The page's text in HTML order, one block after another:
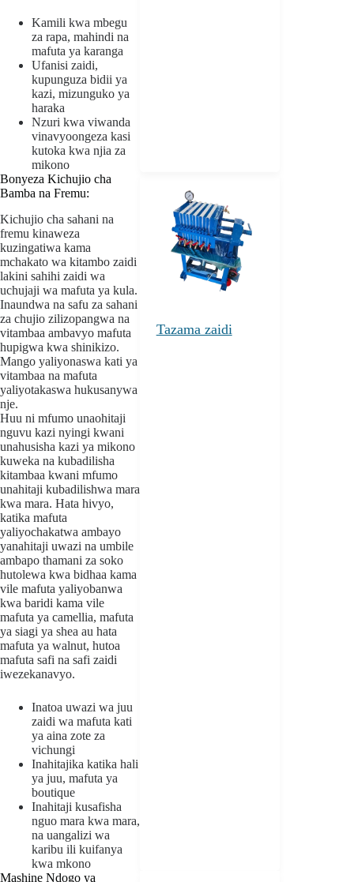
Kamili kwa mbegu
za rapa, mahindi na
mafuta ya karanga
Ufanisi zaidi,
kupunguza bidii ya
kazi, mizunguko ya
haraka
Nzuri kwa viwanda
vinavyoongeza kasi
kutoka kwa njia za
mikono
Bonyeza Kichujio cha
Bamba na Fremu:
Kichujio cha sahani na
fremu kinaweza
kuzingatiwa kama
mchakato wa kitambo zaidi
lakini sahihi zaidi wa
uchujaji wa mafuta ya kula.
Inaundwa na safu za sahani
za chujio zilizopangwa na
vitambaa ambavyo mafuta
hupigwa kwa shinikizo.
Mango yaliyonaswa kati ya
vitambaa na mafuta
yaliyotakaswa hukusanywa
nje.
Huu ni mfumo unaohitaji
nguvu kazi nyingi kwani
unahusisha kazi ya mikono
kuweka na kubadilisha
kitambaa kwani mfumo
unahitaji kubadilishwa mara
kwa mara. Hata hivyo,
katika mafuta
yaliyochakatwa ambayo
yanahitaji uwazi na umbile
ambapo thamani za soko
hutolewa kwa bidhaa kama
vile mafuta yaliyobanwa
kwa baridi kama vile
mafuta ya camellia, mafuta
ya siagi ya shea au hata
mafuta ya walnut, hutoa
mafuta safi na safi zaidi
iwezekanavyo.
Inatoa uwazi wa juu
zaidi wa mafuta kati
ya aina zote za
vichungi
Inahitajika katika hali
ya juu, mafuta ya
boutique
Inahitaji kusafisha
nguo mara kwa mara,
na uangalizi wa
karibu ili kuifanya
kwa mkono
Tazama zaidi
Mashine Ndogo ya